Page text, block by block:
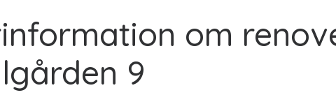
om
9